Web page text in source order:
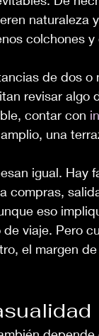
naturaleza
colchones
de dos o
revisar algo
contar con
una
igual. Hay
compras,
eso
viaje. Pero
el margen